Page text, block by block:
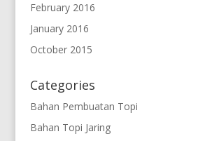
February 2016
January 2016
October 2015
Categories
Bahan Pembuatan Topi
Bahan Topi Jaring